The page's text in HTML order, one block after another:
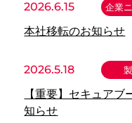
2026.6.15 企業
本社移転のお知らせ
2026.5.18
【重要】セキュア
知らせ